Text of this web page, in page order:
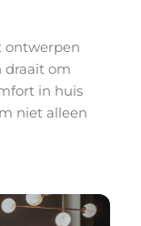
ontwerpen
draait om
in huis
niet alleen